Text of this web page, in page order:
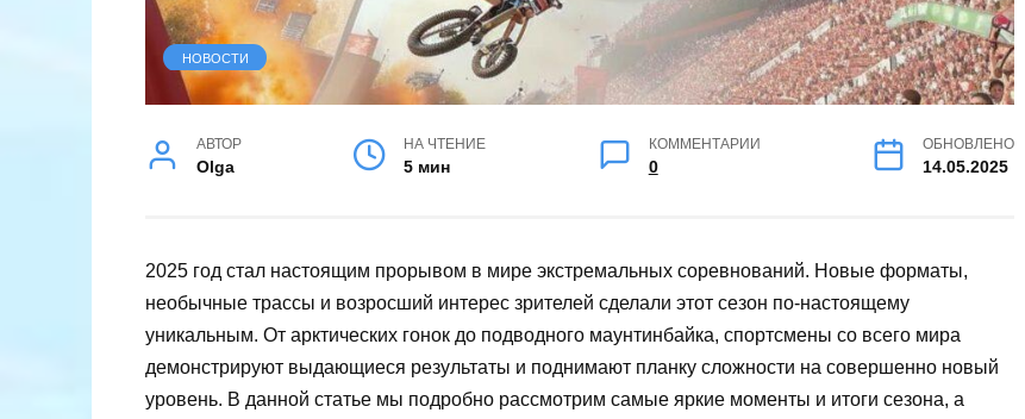
НОВОСТИ
АВТОР
Olga
НА ЧТЕНИЕ
5 мин
КОММЕНТАРИИ
0
ОБНОВЛЕНО
14.05.2025
2025 год стал настоящим прорывом в мире экстремальных соревнований. Новые форматы,
необычные трассы и возросший интерес зрителей сделали этот сезон по-настоящему
уникальным. От арктических гонок до подводного маунтинбайка, спортсмены со всего мира
демонстрируют выдающиеся результаты и поднимают планку сложности на совершенно новый
уровень. В данной статье мы подробно рассмотрим самые яркие моменты и итоги сезона, а